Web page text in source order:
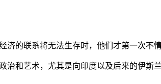
的联系将无法生存时，他们才第一次不情
治和艺术，尤其是向印度以及后来的伊